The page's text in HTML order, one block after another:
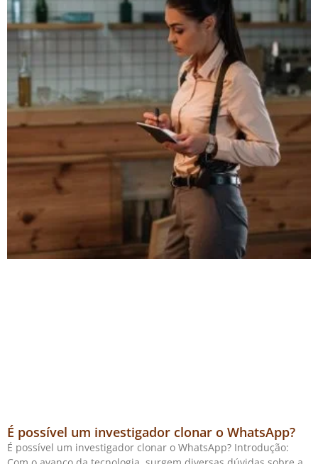
É possível um investigador clonar o WhatsApp?
É possível um investigador clonar o WhatsApp? Introdução: